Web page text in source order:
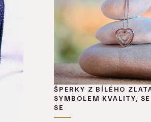
ŠPERKY Z BÍLÉHO
SYMBOLEM KVALITY,
SE